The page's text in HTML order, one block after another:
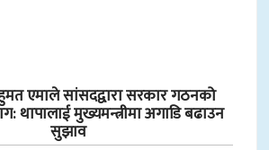
एमाले सांसदद्वारा सरकार गठनको
थापालाई मुख्यमन्त्रीमा अगाडि बढाउन
सुझाव